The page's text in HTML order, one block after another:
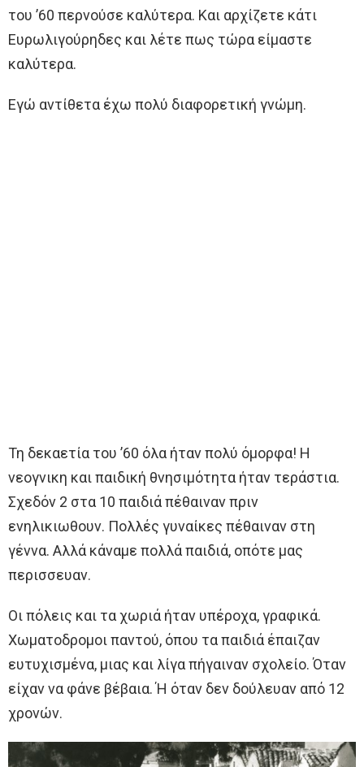
του ’60 περνούσε καλύτερα. Και αρχίζετε κάτι
Ευρωλιγούρηδες και λέτε πως τώρα είμαστε
καλύτερα.
Εγώ αντίθετα έχω πολύ διαφορετική γνώμη.
Τη δεκαετία του ’60 όλα ήταν πολύ όμορφα! Η
νεογνικη και παιδική θνησιμότητα ήταν τεράστια.
Σχεδόν 2 στα 10 παιδιά πέθαιναν πριν
ενηλικιωθουν. Πολλές γυναίκες πέθαιναν στη
γέννα. Αλλά κάναμε πολλά παιδιά, οπότε μας
περισσευαν.
Οι πόλεις και τα χωριά ήταν υπέροχα, γραφικά.
Χωματοδρομοι παντού, όπου τα παιδιά έπαιζαν
ευτυχισμένα, μιας και λίγα πήγαιναν σχολείο. Όταν
είχαν να φάνε βέβαια. Ή όταν δεν δούλευαν από 12
χρονών.